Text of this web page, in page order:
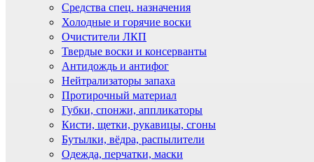
Средства спец. назначения
Холодные и горячие воски
Очистители ЛКП
Твердые воски и консерванты
Антидождь и антифог
Нейтрализаторы запаха
Протирочный материал
Губки, спонжи, аппликаторы
Кисти, щетки, рукавицы, сгоны
Бутылки, вёдра, распылители
Одежда, перчатки, маски